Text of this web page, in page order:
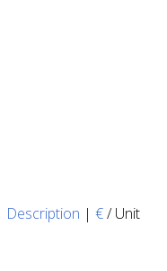
Description | €/ Unit